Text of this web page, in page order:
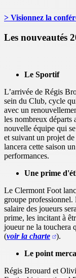
> Visionnez la
Les nouveautés
Le Sportif
L’arrivée de Régis
sein du Club, cycle
avec un
les nombreux départs
nouvelle équipe qui
et suivant un projet
lancera cette saison
performances.
Une prime
Le Clermont Foot
groupe
salaire des joueurs
prime, les incitant à
joueur ne la touchera
(voir la charte
).
Le point
Régis Brouard et